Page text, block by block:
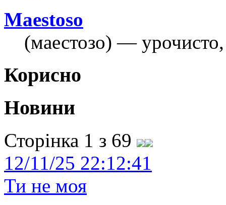
Maestoso
(маестозо) —
Корисно
Новини
Сторінка 1 з 69
12/11/25 22:12:41
Ти не моя